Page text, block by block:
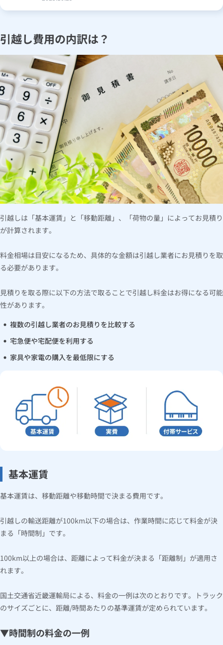
引越し費用の内訳は？
引越しは「基本運賃」と「移動距離」、「荷物の量」によってお見積り
が計算されます。
料金相場は目安になるため、具体的な金額は引越し業者にお見積りを取
る必要があります。
見積りを取る際に以下の方法で取ることで引越し料金はお得になる可能
性があります。
複数の引越し業者のお見積りを比較する
宅急便や宅配便を利用する
家具や家電の購入を最低限にする
基本運賃
基本運賃は、移動距離や移動時間で決まる費用です。
引越しの輸送距離が100km以下の場合は、作業時間に応じて料金が決
まる「時間制」です。
100km以上の場合は、距離によって料金が決まる「距離制」が適用さ
れます。
国土交通省近畿運輸局による、料金の一例は次のとおりです。トラック
のサイズごとに、距離/時間あたりの基準運賃が定められています。
▼時間制の料金の一例